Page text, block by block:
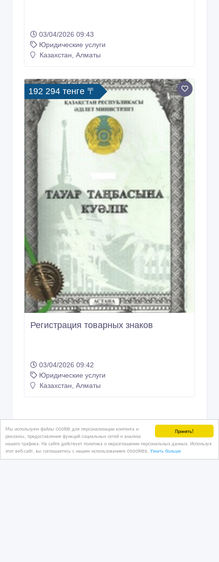
Принять!
Мы используем файлы cookie для персонализации контента и
рекламы, предоставления функций социальных сетей и анализа
нашего трафика. На сайте действует политика о неразглашении персональных данных. Используя
этот веб-сайт, вы соглашаетесь с нашим использованием coookies. Узнать больше
03/04/2026 09:43
Юридические услуги
Казахстан, Алматы
192 294 тенге 〒
Регистрация товарных знаков
03/04/2026 09:42
Юридические услуги
Казахстан, Алматы
Copyright © 2009-2026 Интернет - рынок. All rights reserved.